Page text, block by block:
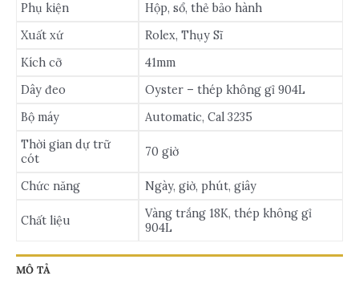
MÔ TẢ
Phụ kiện
Hộp, sổ, thẻ bảo hành
Xuất xứ
Rolex, Thụy Sĩ
Kích cỡ
41mm
Dây đeo
Oyster – thép không gỉ 904L
Bộ máy
Automatic, Cal 3235
Thời gian dự trữ
cót
70 giờ
Chức năng Ngày, giờ, phút, giây
Chất liệu
Vàng trắng 18K, thép không gỉ
904L